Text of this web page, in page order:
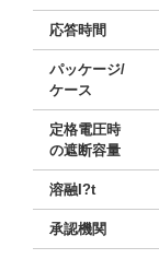
応答時間
パッケージ/
ケース
定格電圧時
の遮断容量
溶融I?t
承認機関